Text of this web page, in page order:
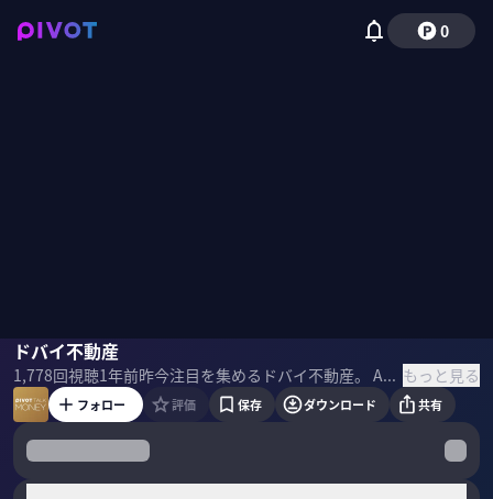
0
ドバイ不動産
1,778回視聴1年前 昨今注目を集めるドバイ不動産。 Apex Capital Real Estateの東成樹氏に新たな投資の選択肢ドバイ不動産について聞いた。 ＜ゲスト＞ 東成樹 東京大学大学院総合文化研究科卒業後、2015年に株式会社電通入社。 2022年頭に取材で訪れたドバイの可能性を実感し、 電通を退職してドバイに移住。 電通で培った取材・営業力を活かして、 ドバイ不動産についての情報入手、発信を行っている。 ＜目次＞ もっと見る
東成樹国山ハセン
フォロー 評価 保存 ダウンロード 共有